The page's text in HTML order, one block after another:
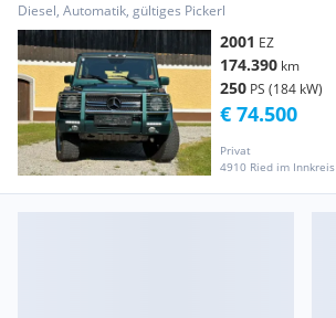
Diesel, Automatik, gültiges Pickerl
2001 EZ
174.390 km
250 PS (184 kW)
Privat
4910 Ried im Innkreis
€ 74.500